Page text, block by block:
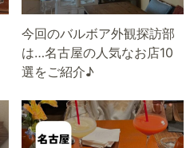
今回のバルボア外観探訪部
は…名古屋の人気なお店10
選をご紹介♪